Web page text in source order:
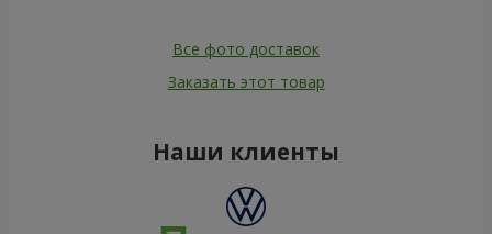
Все фото доставок
Заказать этот товар
Наши клиенты